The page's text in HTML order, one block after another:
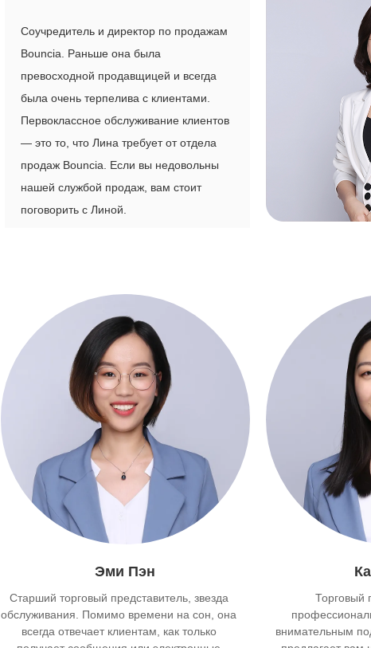
Соучредитель и директор по продажам
Bouncia. Раньше она была
превосходной продавщицей и всегда
была очень терпелива с клиентами.
Первоклассное обслуживание клиентов
— это то, что Лина требует от отдела
продаж Bouncia. Если вы недовольны
нашей службой продаж, вам стоит
поговорить с Линой.
Эми Пэн
Старший торговый представитель, звезда
обслуживания. Помимо времени на сон, она
всегда отвечает клиентам, как только
Торговый
внимательным